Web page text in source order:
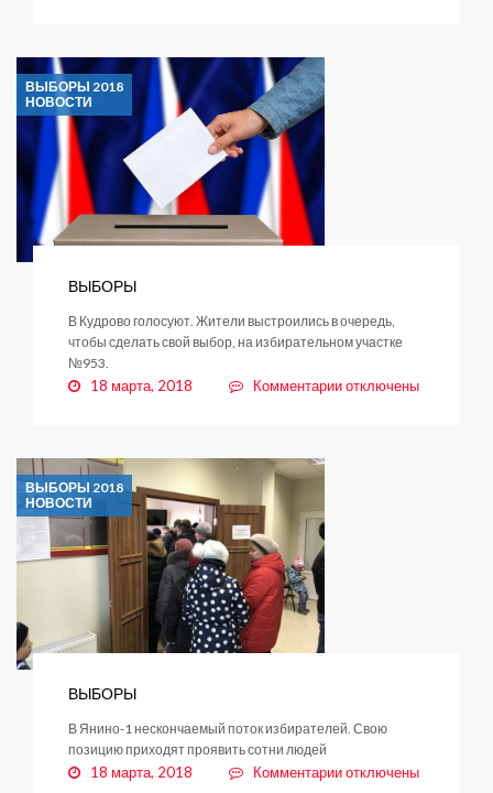
ВЫБОРЫ 2018
НОВОСТИ
ВЫБОРЫ
В Кудрово голосуют. Жители выстроились в очередь,
чтобы сделать свой выбор, на избирательном участке
№953.
18 марта, 2018 Комментариикотключены
ВЫБОРЫ 2018
НОВОСТИ
ВЫБОРЫ
В Янино-1 нескончаемый поток избирателей. Свою
позицию приходят проявить сотни людей
18 марта, 2018 Комментариикотключены